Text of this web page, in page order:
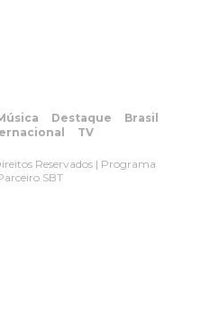
Destaque
Brasil
TV
Reservados | Programa
SBT